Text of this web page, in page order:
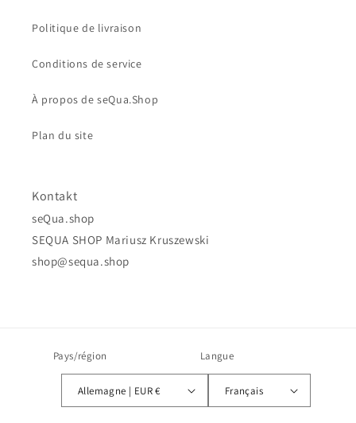
Politique de livraison
Conditions de service
À propos de seQua.Shop
Plan du site
Kontakt
seQua.shop
SEQUA SHOP Mariusz Kruszewski
shop@sequa.shop
Pays/région
Allemagne | EUR €
Langue
Français